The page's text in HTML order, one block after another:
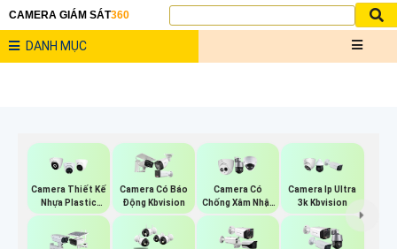
CAMERA GIÁM SÁT360
DANH MỤC
Camera Thiết Kế
Nhựa Plastic
Kbvision
Camera Có Báo
Động Kbvision
Camera Có
Chống Xâm Nhập
Kbvision
Camera Ip Ultra
3k Kbvision